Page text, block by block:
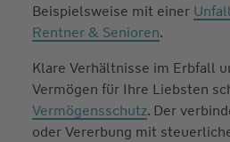
Beispielsweise mit einer
Rentner & Senioren.
Klare Verhältnisse im Erbfall
Vermögen für Ihre Liebsten
Vermögensschutz. Der
oder Vererbung mit